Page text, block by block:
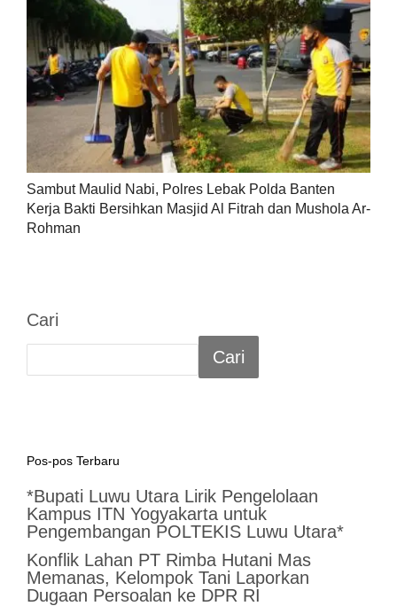
Sambut Maulid Nabi, Polres Lebak Polda Banten
Kerja Bakti Bersihkan Masjid Al Fitrah dan Mushola Ar-
Rohman
Cari
Cari
Pos-pos Terbaru
*Bupati Luwu Utara Lirik Pengelolaan
Kampus ITN Yogyakarta untuk
Pengembangan POLTEKIS Luwu Utara*
Konflik Lahan PT Rimba Hutani Mas
Memanas, Kelompok Tani Laporkan
Dugaan Persoalan ke DPR RI